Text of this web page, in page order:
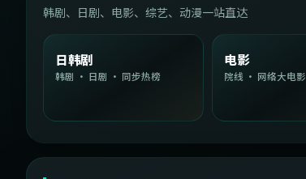
韩剧、日剧、电影、综艺、动漫一站直达
日韩剧
韩剧 · 日剧 · 同步热榜
电影
院线 · 网络大电影